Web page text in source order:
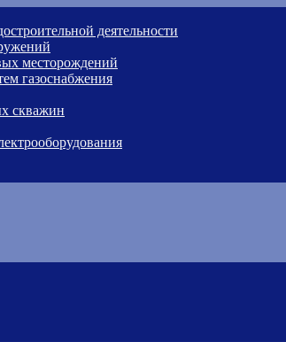
деятельности
месторождений
газоснабжения
скважин